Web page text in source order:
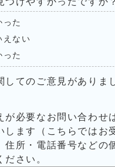
った
えない
った
してのご意見がありま
が必要なお問い合わせ
します（こちらではお
住所・電話番号などの
さい。